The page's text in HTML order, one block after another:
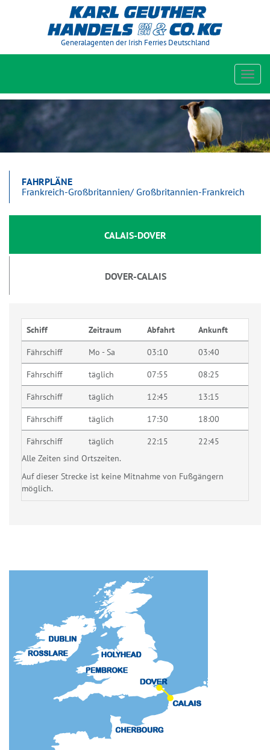
Generalagenten der Irish Ferries Deutschland
FAHRPLÄNE
Frankreich-Großbritannien/ Großbritannien-Frankreich
CALAIS-DOVER
DOVER-CALAIS
Schiff Zeitraum Abfahrt Ankunft
Fährschiff Mo - Sa 03:10 03:40
Fährschiff täglich 07:55 08:25
Fährschiff täglich 12:45 13:15
Fährschiff täglich 17:30 18:00
Fährschiff täglich 22:15
22:45
Alle Zeiten sind Ortszeiten.
Auf dieser Strecke ist keine Mitnahme von Fußgängern
möglich.